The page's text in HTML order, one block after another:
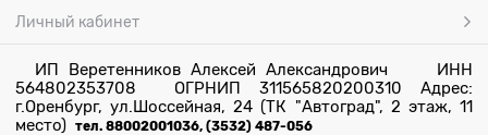
Личный кабинет
ИП Веретенников Алексей Александрович ИНН
564802353708 ОГРНИП 311565820200310 Адрес:
г.Оренбург, ул.Шоссейная, 24 (ТК "Автоград", 2 этаж, 11
место) тел. 88002001036, (3532) 487-056